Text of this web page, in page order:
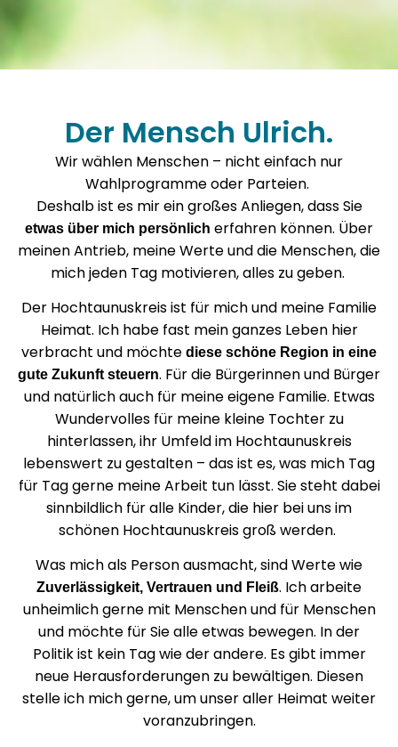
Der Mensch Ulrich.
Wir wählen Menschen – nicht einfach nur
Wahlprogramme oder Parteien.
Deshalb ist es mir ein großes Anliegen, dass Sie
etwas über mich persönlich erfahren können. Über
meinen Antrieb, meine Werte und die Menschen, die
mich jeden Tag motivieren, alles zu geben.
Der Hochtaunuskreis ist für mich und meine Familie
Heimat. Ich habe fast mein ganzes Leben hier
verbracht und möchte diese schöne Region in eine
gute Zukunft steuern. Für die Bürgerinnen und Bürger
und natürlich auch für meine eigene Familie. Etwas
Wundervolles für meine kleine Tochter zu
hinterlassen, ihr Umfeld im Hochtaunuskreis
lebenswert zu gestalten – das ist es, was mich Tag
für Tag gerne meine Arbeit tun lässt. Sie steht dabei
sinnbildlich für alle Kinder, die hier bei uns im
schönen Hochtaunuskreis groß werden.
Was mich als Person ausmacht, sind Werte wie
Zuverlässigkeit, Vertrauen und Fleiß. Ich arbeite
unheimlich gerne mit Menschen und für Menschen
und möchte für Sie alle etwas bewegen. In der
Politik ist kein Tag wie der andere. Es gibt immer
neue Herausforderungen zu bewältigen. Diesen
stelle ich mich gerne, um unser aller Heimat weiter
voranzubringen.